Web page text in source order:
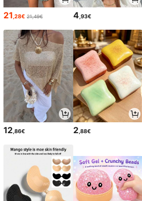
21,28€ 21,49€ 4,93€
12,86€ 2,88€